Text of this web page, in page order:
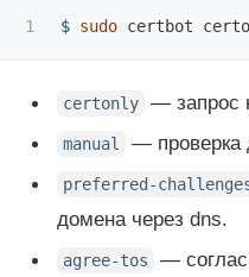
$ sudo certbot
certonly — запрос
manual — проверка
preferred-
домена через dns.
agree-tos
—